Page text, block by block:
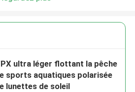
ultra léger flottant la pêche
sports aquatiques polarisée
lunettes de soleil